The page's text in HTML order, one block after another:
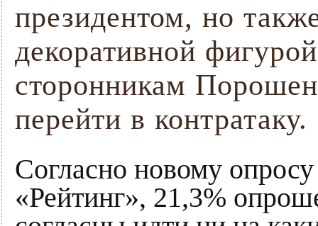
президентом, но
декоративной
сторонникам
перейти в контратаку.
Согласно новому
«Рейтинг», 21,3%